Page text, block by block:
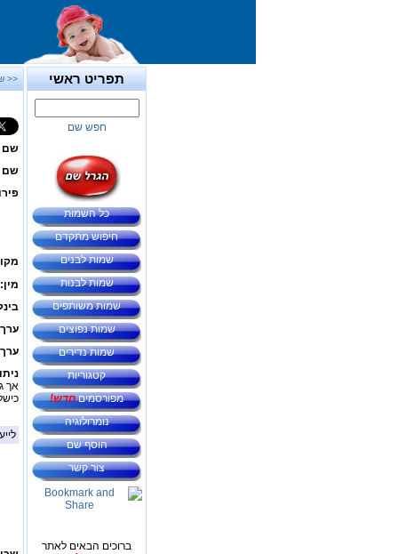
תפריט ראשי
חפש שם
כל השמות
חיפוש מתקדם
שמות לבנים
שמות לבנות
שמות משותפים
שמות נפוצים
שמות נדירים
קטגוריות
מפורסמיםחדש!
נומרולוגיה
הוסף שם
צור קשר
ברוכים הבאים לאתר
<<
שם
שם
מין:
ערך
אך